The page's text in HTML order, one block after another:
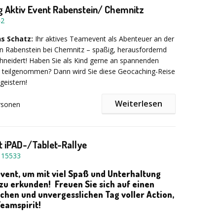
wird ein Tisch mit entsprechender
benötigt.
pro Person
Aktiv Event Rabenstein/ Chemnitz
Schatz: Ihr aktives Teamevent als Abenteuer an der
Rabenstein bei Chemnitz – spaßig, herausfordernd
Haben Sie als Kind gerne an spannenden
Dann wird Sie diese Geocaching-Reise
in Ungnade und starb, ohne jemals ein
realisiert zu haben. Es wird jedoch
er sein Gold irgendwo in der Region versteckt habe,
folgt Baumgartens Spuren auf der Suche nach
Schatz. Schafft ihr es als Team?!
Sie dabei von einem „alten Hasen“, einem Mann
der schon mehrere Schatzsucher im „Revier“
Weiterlesen
iPAD-/Tablet-Rallye
15533
um mit viel Spaß und Unterhaltung
erkunden! Freuen Sie sich auf einen
und unvergesslichen Tag voller Action,